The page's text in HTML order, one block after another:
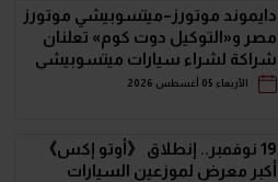
دايموند موتورز–ميتسوبيشي موتورز
مصر و«التوكيل دوت كوم» تعلنان
شراكة لشراء سيارات ميتسوبيشي
أونلاين
الأربعاء 05 أغسطس 2026
19 نوفمبر.. إنطلاق 《أوتو إكس》
أكبر معرض لموزعين السيارات